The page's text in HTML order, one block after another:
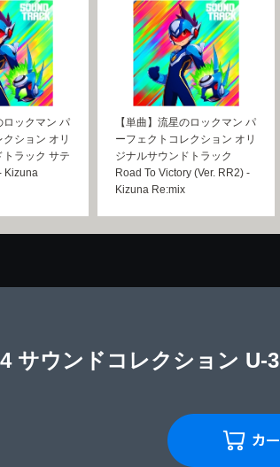
ロックマン パ
ション オリ
トラック サテ
Kizuna
【単曲】流星のロックマン パ
ーフェクトコレクション オリ
ジナルサウンドトラック
Road To Victory (Ver. RR2) -
Kizuna Re:mix
サウンドコレクション U-3